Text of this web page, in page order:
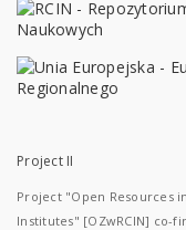
Project II
Project "Open Resources
Institutes" [OZwRCIN] co-